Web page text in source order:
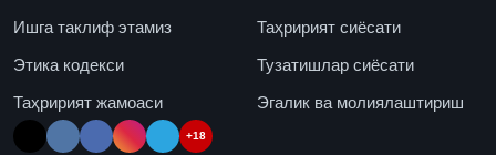
Ишга таклиф этамиз
Таҳририят сиёсати
Этика кодекси
Тузатишлар сиёсати
Таҳририят жамоаси
Эгалик ва молиялаштириш
+18